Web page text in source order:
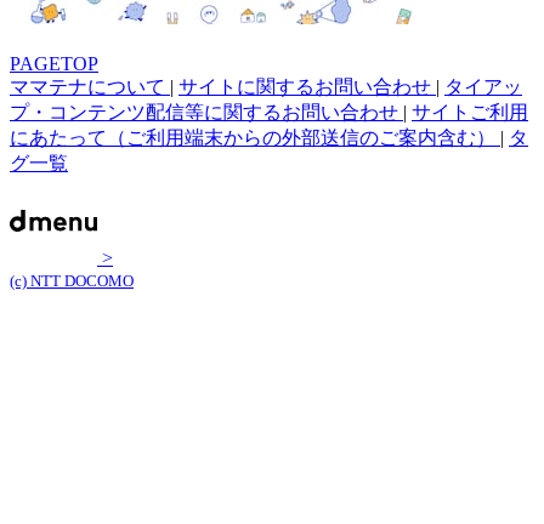
PAGETOP
ママテナについて
サイトに関するお問い合わせ
タイアッ
プ・コンテンツ配信等に関するお問い合わせ
サイトご利用
にあたって（ご利用端末からの外部送信のご案内含む）
タ
グ一覧
>
(c) NTT DOCOMO